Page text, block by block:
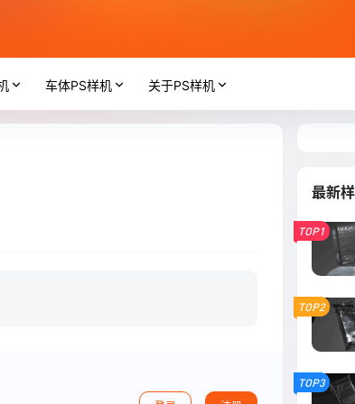
车体PS样机 关于PS样机
最新
TOP1
TOP2
TOP3